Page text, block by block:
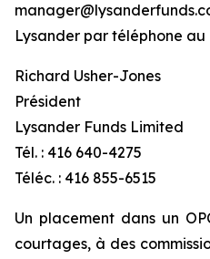
Lysander par téléphone au
Richard Usher-Jones
Président
Lysander Funds Limited
Tél. : 416 640-4275
Téléc. : 416 855-6515
Un placement dans un
courtages, à des